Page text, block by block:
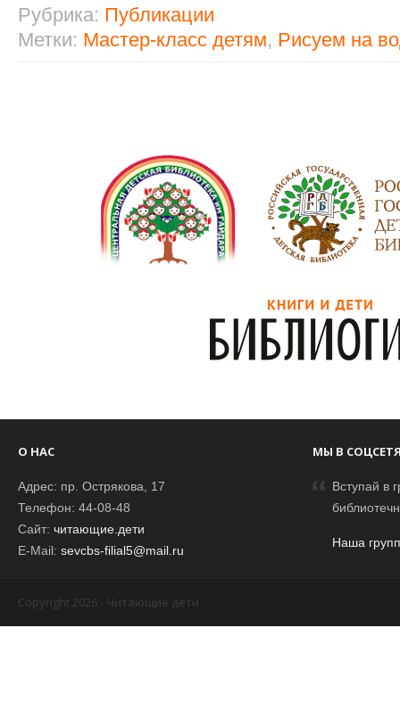
Рубрика: Публикации
Метки: Мастер-класс детям, Рисуем на
О НАС
Адрес: пр. Острякова, 17
Телефон: 44-08-48
Сайт: читающие.дети
E-Mail: sevcbs-filial5@mail.ru
МЫ В
Вступай в
Наша
Copyright 2026 - Читающие дети